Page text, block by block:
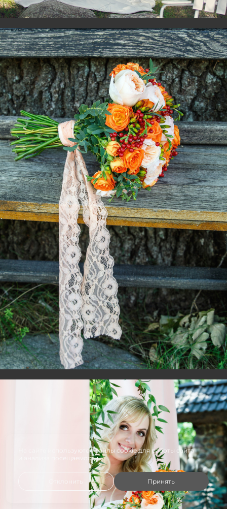
На сайте используются файлы cookie для работы сайта
и анализа посещаемости.
Отклонить Принять